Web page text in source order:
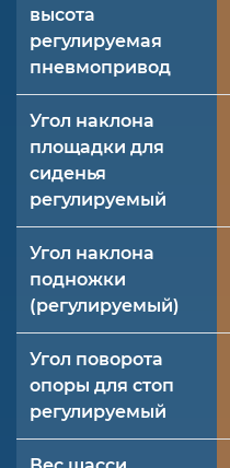
высота
регулируемая
пневмопривод
Угол наклона
площадки для
сиденья
регулируемый
Угол наклона
подножки
(регулируемый)
Угол поворота
опоры для стоп
регулируемый